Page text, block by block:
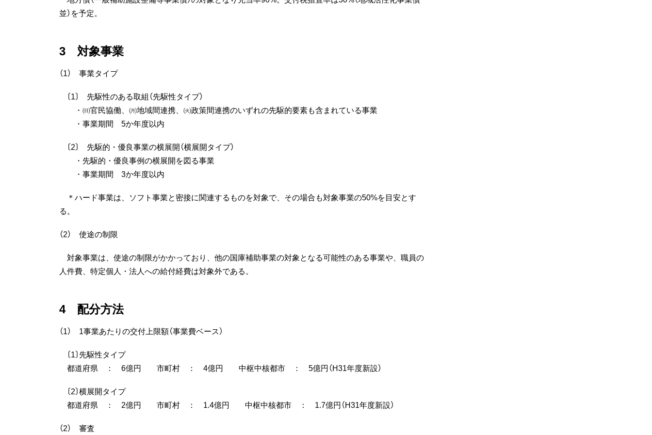
並）を予定。
3 対象事業
（1） 事業タイプ
〔1〕 先駆性のある取組（先駆性タイプ）
・㈰官民協働、㈪地域間連携、㈫政策間連携のいずれの先駆的要素も含まれている事業
・事業期間 5か年度以内
〔2〕 先駆的・優良事業の横展開（横展開タイプ）
・先駆的・優良事例の横展開を図る事業
・事業期間 3か年度以内
＊ハード事業は、ソフト事業と密接に関連するものを対象で、その場合も対象事業の50%を目安とす
る。
（2） 使途の制限
対象事業は、使途の制限がかかっており、他の国庫補助事業の対象となる可能性のある事業や、職員の
人件費、特定個人・法人への給付経費は対象外である。
4 配分方法
（1） 1事業あたりの交付上限額（事業費ベース）
〔1〕先駆性タイプ
都道府県 ： 6億円 市町村 ： 4億円 中枢中核都市 ： 5億円（H31年度新設）
〔2〕横展開タイプ
都道府県 ： 2億円 市町村 ： 1.4億円 中枢中核都市 ： 1.7億円（H31年度新設）
（2） 審査